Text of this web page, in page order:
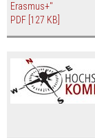
Erasmus+"
PDF [127 KB]